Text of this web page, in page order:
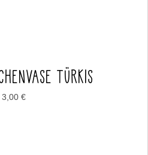
TÜRKIS
3,00 €